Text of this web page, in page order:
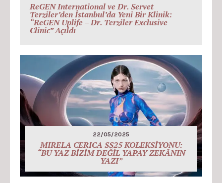
ReGEN International ve Dr. Servet
Terziler’den İstanbul’da Yeni Bir Klinik:
“ReGEN Uplife – Dr. Terziler Exclusive
Clinic” Açıldı
22/05/2025
MIRELA CERICA SS25 KOLEKSİYONU:
“BU YAZ BİZİM DEĞİL YAPAY ZEKÂNIN
YAZI”